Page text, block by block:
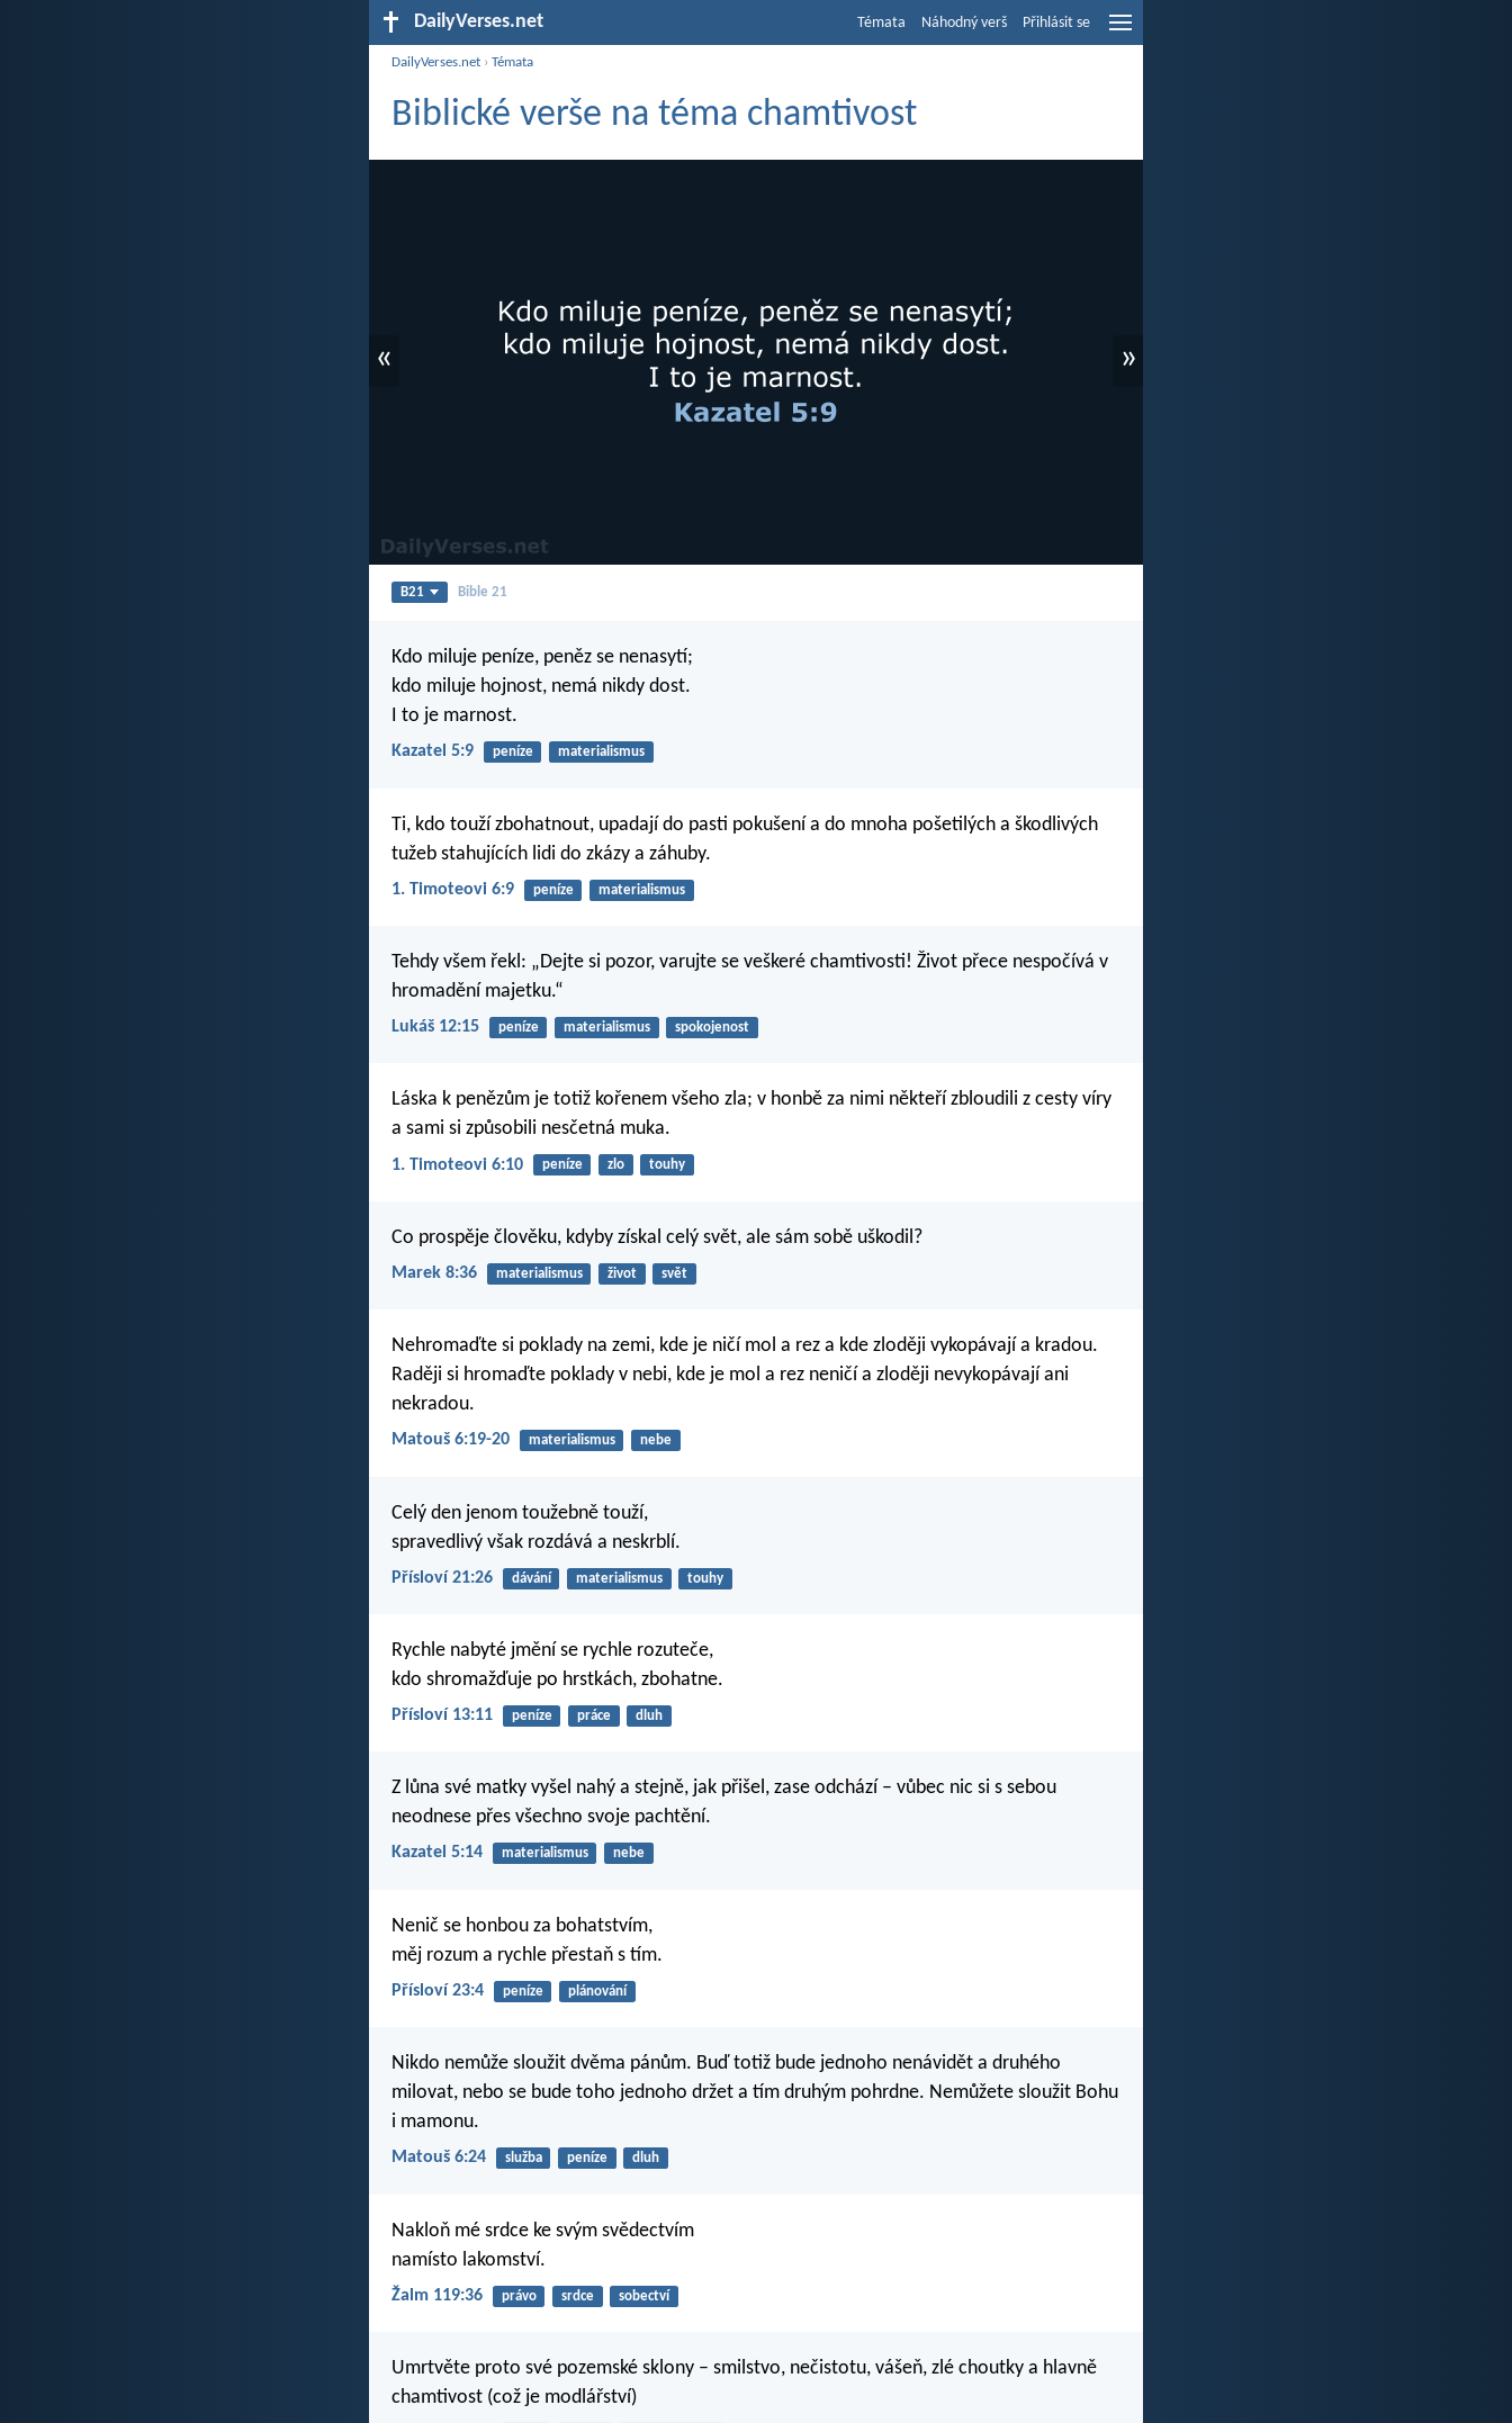
DailyVerses.net Témata Náhodný verš Přihlásit se
DailyVerses.net ›Témata
Biblické verše na téma chamtivost
« »
B21 Bible 21
Kdo miluje peníze, peněz se nenasytí;
kdo miluje hojnost, nemá nikdy dost.
I to je marnost.
Kazatel 5:9 peníze materialismus
Ti, kdo touží zbohatnout, upadají do pasti pokušení a do mnoha pošetilých a škodlivých
tužeb stahujících lidi do zkázy a záhuby.
1. Timoteovi 6:9 peníze materialismus
Tehdy všem řekl: „Dejte si pozor, varujte se veškeré chamtivosti! Život přece nespočívá v
hromadění majetku.“
Lukáš 12:15 peníze materialismus spokojenost
Láska k penězům je totiž kořenem všeho zla; v honbě za nimi někteří zbloudili z cesty víry
a sami si způsobili nesčetná muka.
1. Timoteovi 6:10 peníze zlo touhy
Co prospěje člověku, kdyby získal celý svět, ale sám sobě uškodil?
Marek 8:36 materialismus život svět
Nehromaďte si poklady na zemi, kde je ničí mol a rez a kde zloději vykopávají a kradou.
Raději si hromaďte poklady v nebi, kde je mol a rez neničí a zloději nevykopávají ani
nekradou.
Matouš 6:19-20 materialismus nebe
Celý den jenom toužebně touží,
spravedlivý však rozdává a neskrblí.
Přísloví 21:26 dávání materialismus touhy
Rychle nabyté jmění se rychle rozuteče,
kdo shromažďuje po hrstkách, zbohatne.
Přísloví 13:11 peníze práce dluh
Z lůna své matky vyšel nahý a stejně, jak přišel, zase odchází – vůbec nic si s sebou
neodnese přes všechno svoje pachtění.
Kazatel 5:14 materialismus nebe
Nenič se honbou za bohatstvím,
měj rozum a rychle přestaň s tím.
Přísloví 23:4 peníze plánování
Nikdo nemůže sloužit dvěma pánům. Buď totiž bude jednoho nenávidět a druhého
milovat, nebo se bude toho jednoho držet a tím druhým pohrdne. Nemůžete sloužit Bohu
i mamonu.
Matouš 6:24 služba peníze dluh
Nakloň mé srdce ke svým svědectvím
namísto lakomství.
Žalm 119:36 právo srdce sobectví
Umrtvěte proto své pozemské sklony – smilstvo, nečistotu, vášeň, zlé choutky a hlavně
chamtivost (což je modlářství)